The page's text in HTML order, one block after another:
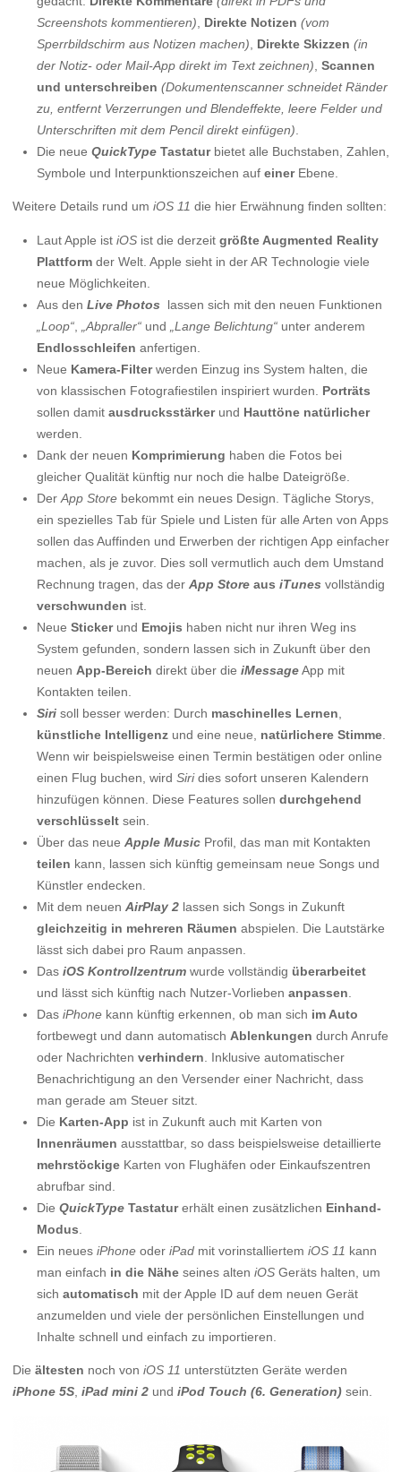
Screenshots kommentieren)
Direkte Notizen (vom
Sperrbildschirm aus Notizen machen)
Direkte Skizzen (in
der Notiz- oder Mail-App direkt im Text zeichnen) Scannen
und unterschreiben (Dokumentenscanner schneidet Ränder
zu, entfernt Verzerrungen und Blendeffekte, leere Felder und
Unterschriften mit dem Pencil direkt einfügen)
Die neue QuickTypeTastaturbietet alle Buchstaben, Zahlen,
Symbole und Interpunktionszeichen auf einerEbene.
Weitere Details rund um iOS 11 die hier Erwähnung finden sollten:
Laut Apple ist iOSist die derzeit größte Augmented Reality
Plattformder Welt. Apple sieht in der AR Technologie viele
neue Möglichkeiten.
Aus den Live Photos lassen sich mit den neuen Funktionen
„Loop“, „Abpraller“und „Lange Belichtung“unter anderem
Endlosschleifen anfertigen.
Neue Kamera-Filterwerden Einzug ins System halten, die
von klassischen Fotografiestilen inspiriert wurden.
Porträts
sollen damit ausdrucksstärkerund Hauttöne natürlicher
werden.
Dank der neuen Komprimierung haben die Fotos bei
gleicher Qualität künftig nur noch die halbe Dateigröße.
Der App Storebekommt ein neues Design. Tägliche Storys,
ein spezielles Tab für Spiele und Listen für alle Arten von Apps
sollen das Auffinden und Erwerben der richtigen App einfacher
machen, als je zuvor. Dies soll vermutlich auch dem Umstand
Rechnung tragen, das der App Storeaus iTunes vollständig
verschwunden ist.
Neue Stickerund Emojis haben nicht nur ihren Weg ins
System gefunden, sondern lassen sich in Zukunft über den
neuen App-Bereich direkt über die iMessageApp mit
Kontakten teilen.
Sirisoll besser werden: Durch maschinelles Lernen
künstliche Intelligenzund eine neue, natürlichere Stimme.
Wenn wir beispielsweise einen Termin bestätigen oder online
einen Flug buchen, wird Siridies sofort unseren Kalendern
hinzufügen können. Diese Features sollen durchgehend
verschlüsseltsein.
Über das neue Apple MusicProfil, das man mit Kontakten
teilen kann, lassen sich künftig gemeinsam neue Songs und
Künstler endecken.
Mit dem neuen AirPlay 2lassen sich Songs in Zukunft
gleichzeitig in mehreren Räumen abspielen. Die Lautstärke
lässt sich dabei pro Raum anpassen.
Das iOS Kontrollzentrumwurde vollständig überarbeitet
und lässt sich künftig nach Nutzer-Vorlieben anpassen
Das iPhonekann künftig erkennen, ob man sich im Auto
fortbewegt und dann automatisch Ablenkungen durch Anrufe
oder Nachrichten verhindern . Inklusive automatischer
Benachrichtigung an den Versender einer Nachricht, dass
man gerade am Steuer sitzt.
Die Karten-App ist in Zukunft auch mit Karten von
Innenräumen ausstattbar, so dass beispielsweise detaillierte
mehrstöckigeKarten von Flughäfen oder Einkaufszentren
abrufbar sind.
Die QuickType Tastaturerhält einen zusätzlichen Einhand-
Modus
Ein neues iPhoneoder iPadmit vorinstalliertem iOS 11 kann
man einfach in die Näheseines alten iOSGeräts halten, um
sich automatisch mit der Apple ID auf dem neuen Gerät
anzumelden und viele der persönlichen Einstellungen und
Inhalte schnell und einfach zu importieren.
Die ältesten noch von iOS 11 unterstützten Geräte werden
iPhone 5S, iPad mini 2und iPod Touch (6. Generation)sein.